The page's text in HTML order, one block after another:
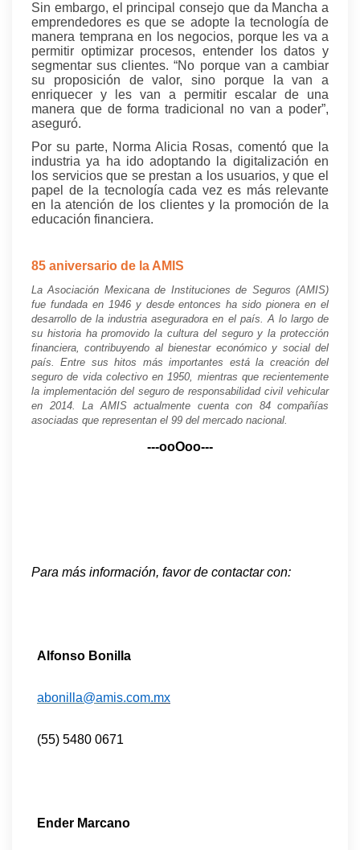
Sin embargo, el principal consejo que da Mancha a
emprendedores es que se adopte la tecnología de
manera temprana en los negocios, porque les va a
permitir optimizar procesos, entender los datos y
segmentar sus clientes. “No porque van a cambiar
su proposición de valor, sino porque la van a
enriquecer y les van a permitir escalar de una
manera que de forma tradicional no van a poder”,
aseguró.
Por su parte, Norma Alicia Rosas, comentó que la
industria ya ha ido adoptando la digitalización en
los servicios que se prestan a los usuarios, y que el
papel de la tecnología cada vez es más relevante
en la atención de los clientes y la promoción de la
educación financiera.
85 aniversario de la AMIS
La Asociación Mexicana de Instituciones de Seguros (AMIS)
fue fundada en 1946 y desde entonces ha sido pionera en el
desarrollo de la industria aseguradora en el país. A lo largo de
su historia ha promovido la cultura del seguro y la protección
financiera, contribuyendo al bienestar económico y social del
país. Entre sus hitos más importantes está la creación del
seguro de vida colectivo en 1950, mientras que recientemente
la implementación del seguro de responsabilidad civil vehicular
en 2014. La AMIS actualmente cuenta con 84 compañías
asociadas que representan el 99 del mercado nacional.
---ooOoo---
Para más información, favor de contactar con:
Alfonso Bonilla
abonilla@amis.com.mx
(55) 5480 0671
Ender Marcano